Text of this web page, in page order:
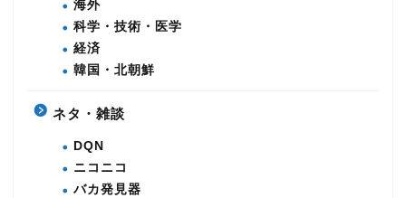
海外
科学・技術・医学
経済
韓国・北朝鮮
ネタ・雑談
DQN
ニコニコ
バカ発見器